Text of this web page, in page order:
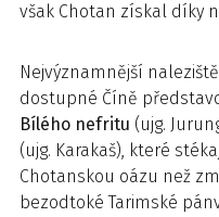
však Chotan získal díky
Nejvýznamnější
dostupné Číně
Bílého nefritu (ujg.
(ujg. Karakaš), které
Chotanskou oázu než
bezodtoké Tarimské